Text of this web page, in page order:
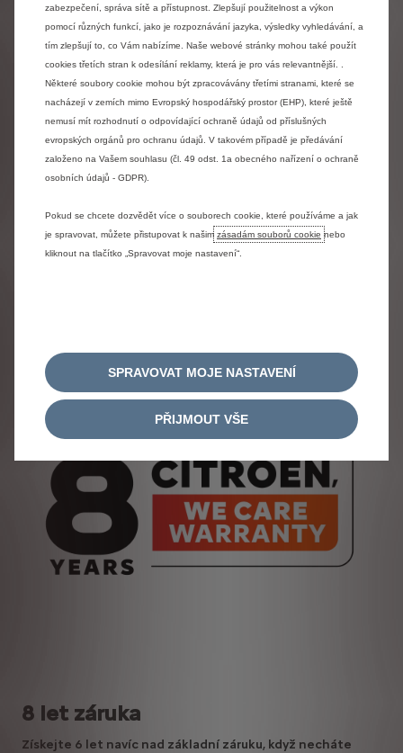
Balíčky připojených služeb
Citroën C5 Aircross nabízí skutečně propojený zážitek z
jízdy...
8 let záruka
Získejte 6 let navíc nad základní záruku, když necháte
zabezpečení, správa sítě a přístupnost. Zlepšují použitelnost a výkon
pomocí různých funkcí, jako je rozpoznávání jazyka, výsledky vyhledávání, a
tím zlepšují to, co Vám nabízíme. Naše webové stránky mohou také použít
cookies třetích stran k odesílání reklamy, která je pro vás relevantnější. .
Některé soubory cookie mohou být zpracovávány třetími stranami, které se
nacházejí v zemích mimo Evropský hospodářský prostor (EHP), které ještě
nemusí mít rozhodnutí o odpovídající ochraně údajů od příslušných
evropských orgánů pro ochranu údajů. V takovém případě je předávání
založeno na Vašem souhlasu (čl. 49 odst. 1a obecného nařízení o ochraně
osobních údajů - GDPR).
Pokud se chcete dozvědět více o souborech cookie, které používáme a jak
je spravovat, můžete přistupovat k našim zásadám souborů cookie nebo
kliknout na tlačítko „Spravovat moje nastavení“.
SPRAVOVAT MOJE NASTAVENÍ
PŘIJMOUT VŠE